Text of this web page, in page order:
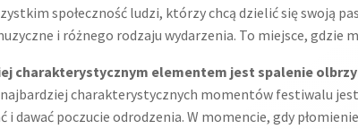
społeczność ludzi, którzy chcą dzielić się swoją
i różnego rodzaju wydarzenia. To miejsce,
charakterystycznym elementem jest spalenie
charakterystycznych momentów festiwalu
i dawać poczucie odrodzenia. W momencie, gdy